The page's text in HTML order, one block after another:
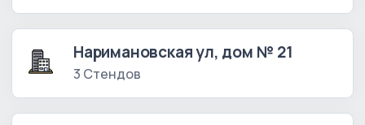
Наримановская ул, дом № 21
3 Стендов